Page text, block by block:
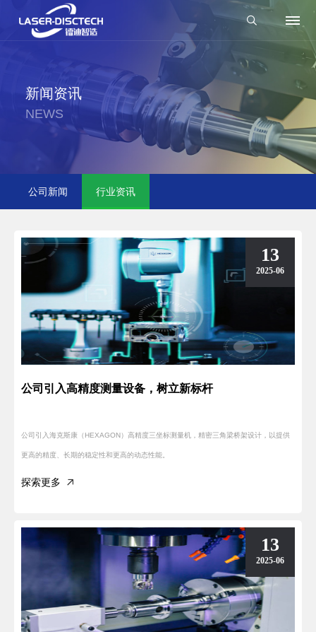
新闻资讯
NEWS
公司新闻 行业资讯
13
2025-06
公司引入高精度测量设备，树立新标杆
公司引入海克斯康（HEXAGON）高精度三坐标测量机，精密三角梁桥架设计，以提供
更高的精度、长期的稳定性和更高的动态性能。
探索更多
13
2025-06